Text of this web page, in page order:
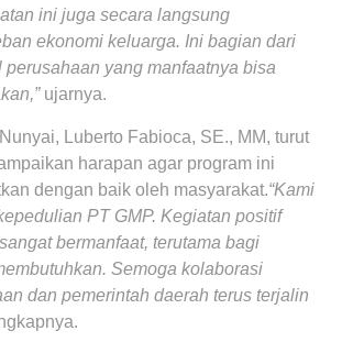
ini juga secara langsung
ekonomi keluarga. Ini bagian dari
perusahaan yang manfaatnya bisa
ujarnya.
Luberto Fabioca, SE., MM, turut
harapan agar program ini
dengan baik oleh masyarakat.“Kami
PT GMP. Kegiatan positif
bermanfaat, terutama bagi
Semoga kolaborasi
dan pemerintah daerah terus terjalin